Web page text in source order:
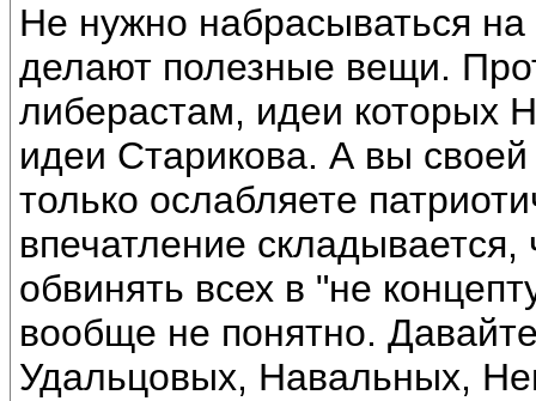
Не нужно набрасываться
делают полезные вещи.
либерастам, идеи
идеи Старикова. А вы своей
только ослабляете
впечатление
обвинять всех в "не
вообще не понятно.
Удальцовых, Навальных,